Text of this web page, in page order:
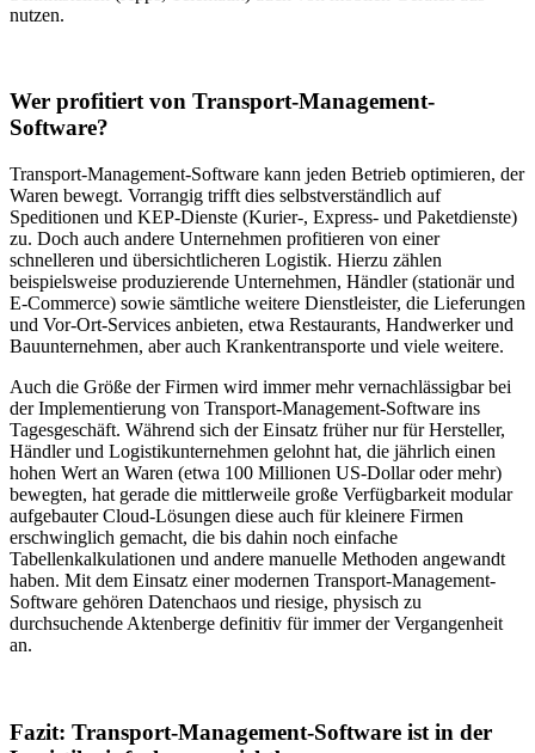
nutzen.
Wer profitiert von Transport-Management-
Software?
Transport-Management-Software kann jeden Betrieb optimieren, der
Waren bewegt. Vorrangig trifft dies selbstverständlich auf
Speditionen und KEP-Dienste (Kurier-, Express- und Paketdienste)
zu. Doch auch andere Unternehmen profitieren von einer
schnelleren und übersichtlicheren Logistik. Hierzu zählen
beispielsweise produzierende Unternehmen, Händler (stationär und
E-Commerce) sowie sämtliche weitere Dienstleister, die Lieferungen
und Vor-Ort-Services anbieten, etwa Restaurants, Handwerker und
Bauunternehmen, aber auch Krankentransporte und viele weitere.
Auch die Größe der Firmen wird immer mehr vernachlässigbar bei
der Implementierung von Transport-Management-Software ins
Tagesgeschäft. Während sich der Einsatz früher nur für Hersteller,
Händler und Logistikunternehmen gelohnt hat, die jährlich einen
hohen Wert an Waren (etwa 100 Millionen US-Dollar oder mehr)
bewegten, hat gerade die mittlerweile große Verfügbarkeit modular
aufgebauter Cloud-Lösungen diese auch für kleinere Firmen
erschwinglich gemacht, die bis dahin noch einfache
Tabellenkalkulationen und andere manuelle Methoden angewandt
haben. Mit dem Einsatz einer modernen Transport-Management-
Software gehören Datenchaos und riesige, physisch zu
durchsuchende Aktenberge definitiv für immer der Vergangenheit
an.
Fazit: Transport-Management-Software ist in der